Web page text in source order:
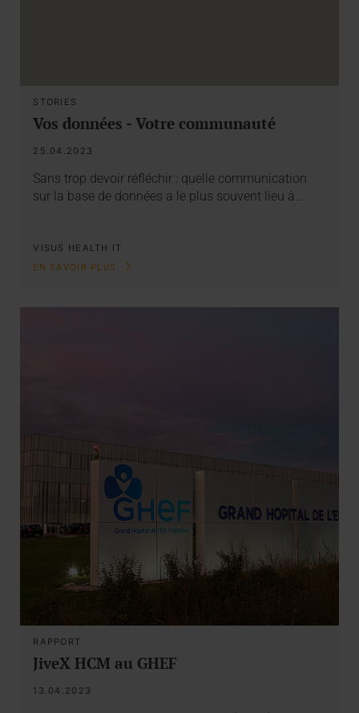
STORIES
Vos données - Votre communauté
25.04.2023
Sans trop devoir réfléchir : quelle communication
sur la base de données a le plus souvent lieu à…
VISUS HEALTH IT
EN SAVOIR PLUS
RAPPORT
JiveX HCM au GHEF
13.04.2023